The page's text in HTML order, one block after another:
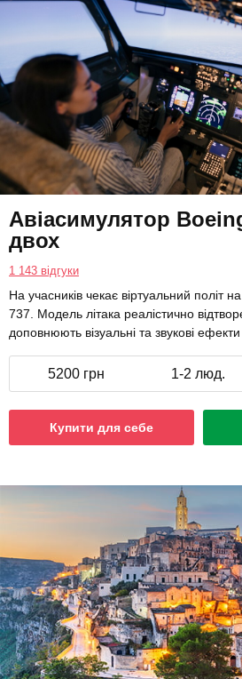
Авіасимулятор
двох
1 143 відгуки
На учасників чекає віртуальний політ
737. Модель літака реалістично
доповнюють візуальні та звукові ефекти
5200 грн 1-2 люд.
Купити для себе